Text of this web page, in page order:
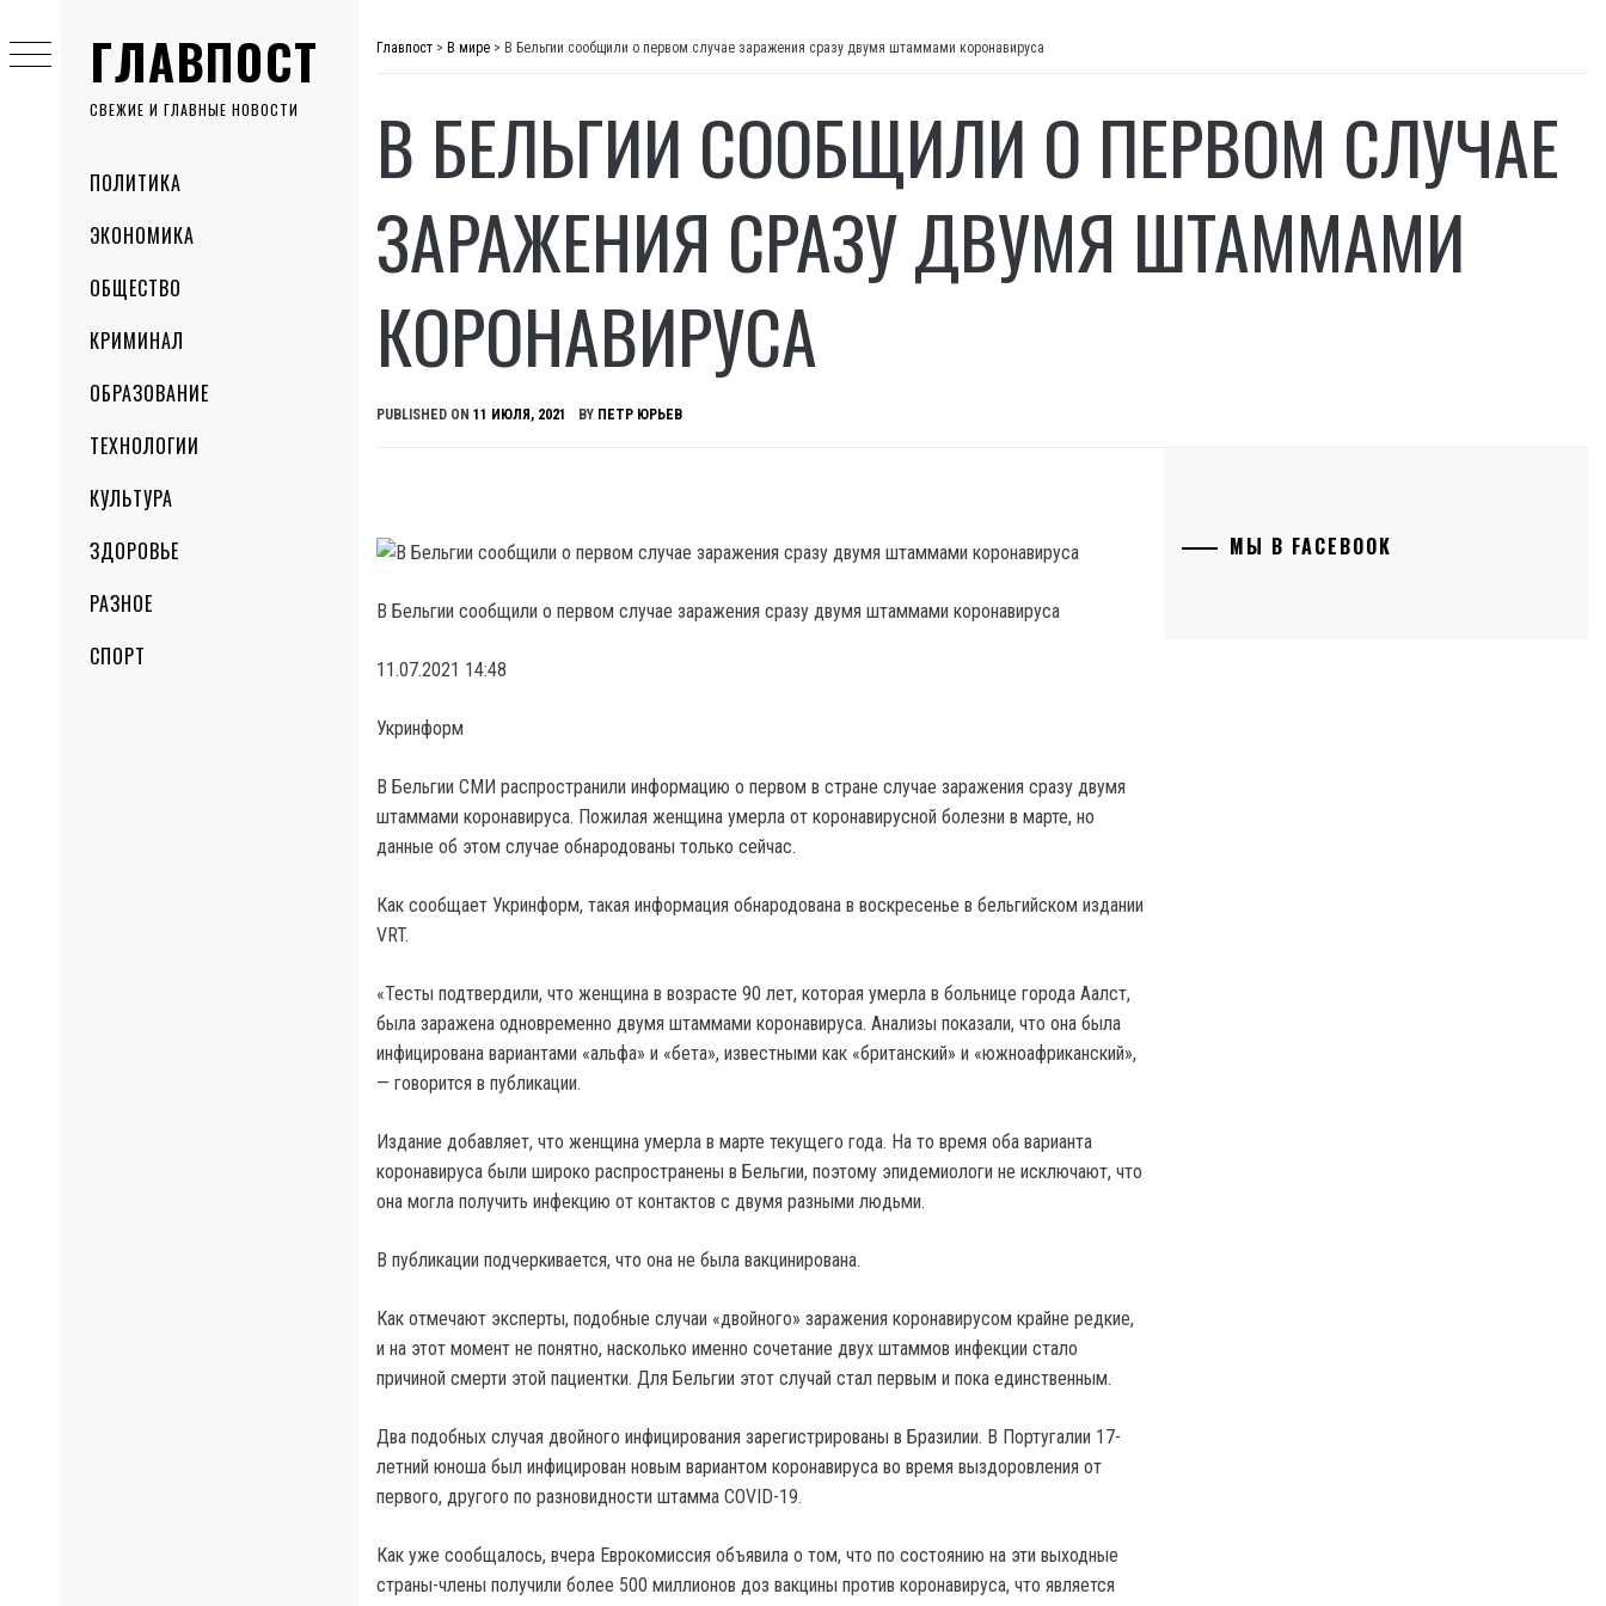
ГЛАВПОСТ
СВЕЖИЕ И ГЛАВНЫЕ НОВОСТИ
MenuПОЛИТИКА
ЭКОНОМИКА
ОБЩЕСТВО
КРИМИНАЛ
ОБРАЗОВАНИЕ
ТЕХНОЛОГИИ
КУЛЬТУРА
ЗДОРОВЬЕ
РАЗНОЕ
СПОРТ
to
content
Главпост > В мире > В Бельгии сообщили о первом случае заражения сразу двумя штаммами коронавируса
В БЕЛЬГИИ СООБЩИЛИ О ПЕРВОМ СЛУЧАЕ
ЗАРАЖЕНИЯ СРАЗУ ДВУМЯ ШТАММАМИ
КОРОНАВИРУСА
PUBLISHED ON 11 ИЮЛЯ, 2021 BY ПЕТР ЮРЬЕВ
В Бельгии сообщили о первом случае заражения сразу двумя штаммами коронавируса
11.07.2021 14:48
Укринформ
В Бельгии СМИ распространили информацию о первом в стране случае заражения сразу двумя
штаммами коронавируса. Пожилая женщина умерла от коронавирусной болезни в марте, но
данные об этом случае обнародованы только сейчас.
Как сообщает Укринформ, такая информация обнародована в воскресенье в бельгийском издании
VRT.
«Тесты подтвердили, что женщина в возрасте 90 лет, которая умерла в больнице города Аалст,
была заражена одновременно двумя штаммами коронавируса. Анализы показали, что она была
инфицирована вариантами «альфа» и «бета», известными как «британский» и «южноафриканский»,
— говорится в публикации.
Издание добавляет, что женщина умерла в марте текущего года. На то время оба варианта
коронавируса были широко распространены в Бельгии, поэтому эпидемиологи не исключают, что
она могла получить инфекцию от контактов с двумя разными людьми.
В публикации подчеркивается, что она не была вакцинирована.
Как отмечают эксперты, подобные случаи «двойного» заражения коронавирусом крайне редкие,
и на этот момент не понятно, насколько именно сочетание двух штаммов инфекции стало
причиной смерти этой пациентки. Для Бельгии этот случай стал первым и пока единственным.
Два подобных случая двойного инфицирования зарегистрированы в Бразилии. В Португалии 17-
летний юноша был инфицирован новым вариантом коронавируса во время выздоровления от
первого, другого по разновидности штамма COVID-19.
Как уже сообщалось, вчера Еврокомиссия объявила о том, что по состоянию на эти выходные
страны-члены получили более 500 миллионов доз вакцины против коронавируса, что является
МЫ В FACEBOOK